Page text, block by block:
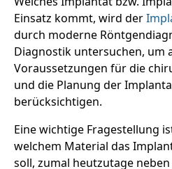
Einsatz kommt, wird der
durch moderne
Diagnostik untersuchen, um
Voraussetzungen für die
und die Planung der
berücksichtigen.
Eine wichtige Fragestellung
welchem Material das
soll, zumal heutzutage